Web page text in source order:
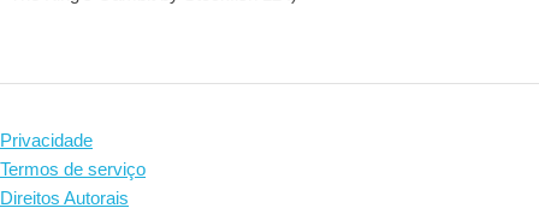
Privacidade
Termos de serviço
Direitos Autorais